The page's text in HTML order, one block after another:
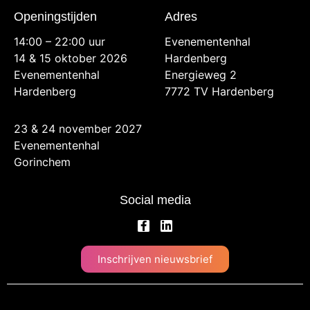
Openingstijden
14:00 – 22:00 uur
14 & 15 oktober 2026
Evenementenhal
Hardenberg
23 & 24 november 2027
Evenementenhal
Gorinchem
Adres
Evenementenhal
Hardenberg
Energieweg 2
7772 TV Hardenberg
Social media
Inschrijven nieuwsbrief